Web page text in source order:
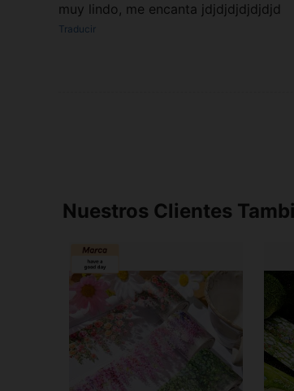
muy lindo, me encanta jdjdjdjdjdjdjd
Traducir
Nuestros Clientes